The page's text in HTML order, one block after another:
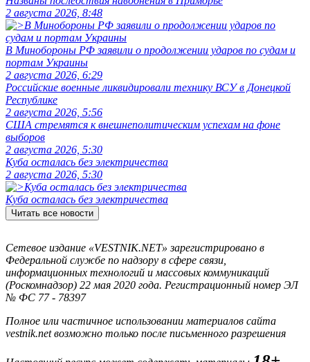
2 августа 2026, 8:48
В Минобороны РФ заявили о продолжении ударов по судам и
портам Украины
2 августа 2026, 6:29
Российские военные ликвидировали технику ВСУ в Донецкой
Республике
2 августа 2026, 5:56
США стремятся к внешнеполитическим успехам на фоне
выборов
2 августа 2026, 5:30
Куба осталась без электричества
2 августа 2026, 5:30
Куба осталась без электричества
Читать все новости
Сетевое издание «VESTNIK.NET» зарегистрировано в
Федеральной службе по надзору в сфере связи,
информационных технологий и массовых коммуникаций
(Роскомнадзор) 22 мая 2020 года. Регистрационный номер ЭЛ
№ ФС 77 - 78397
Полное или частичное использовании материалов сайта
vestnik.net возможно только после письменного разрешения